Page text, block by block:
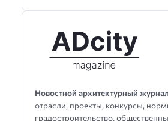
Новостной архитектурный журнал
отрасли, проекты, конкурсы,
градостроительство,